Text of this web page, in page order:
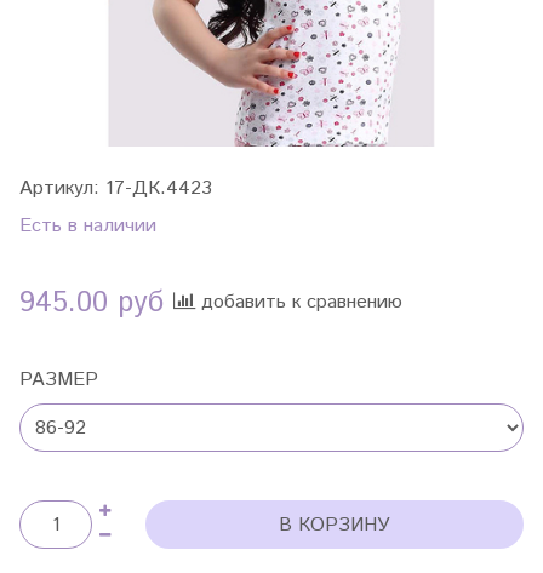
Артикул: 17-ДК.4423
Есть в наличии
945.00 руб добавить к сравнению
РАЗМЕР
В КОРЗИНУ